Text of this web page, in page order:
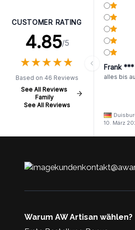
CUSTOMER RATING
4.85/5
★★★★★
★★★★★
Based on 46 Reviews
See All Reviews
Family
See All Reviews
Frank ***
alles bis
10. März
Warum AW Artisan wählen?